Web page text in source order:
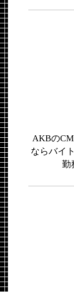
AKBの
ならバイ
勤